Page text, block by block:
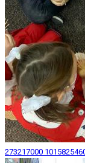
273217000